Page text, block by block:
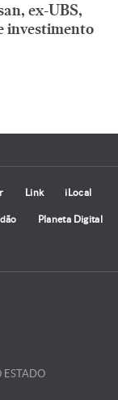
ex-UBS,
investimento
Link iLocal
Planeta Digital